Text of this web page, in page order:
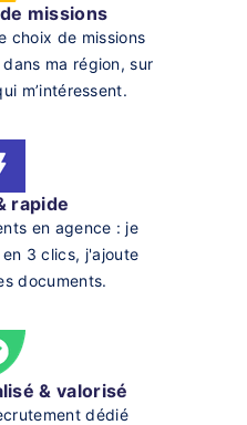
missions
choix de missions
ma région, sur
m’intéressent.
rapide
en agence : je
3 clics, j'ajoute
documents.
& valorisé
dédié